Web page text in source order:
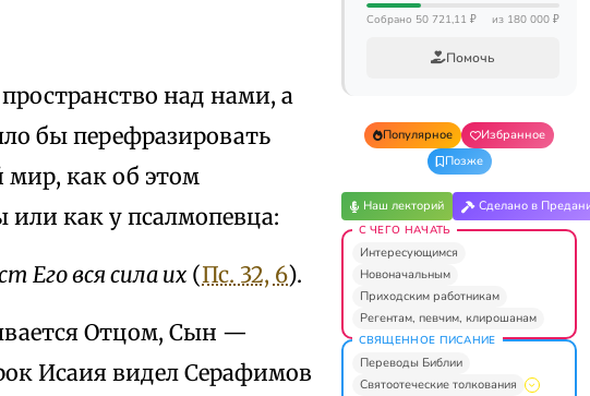
над нами, а
бы перефразировать
как об этом
или как у псалмопевца:
Его вся сила их (Пс. 32, 6).
Отцом, Сын —
Исаия видел Серафимов
Собрано 50 721,11 ₽ из 180 000 ₽
Помочь
Популярное
Избранное
Позже
Наш лекторий Сделано в
С ЧЕГО НАЧАТЬ
Интересующимся
Новоначальным
Приходским работникам
Регентам, певчим, клирошанам
СВЯЩЕННОЕ ПИСАНИЕ
Переводы Библии
Святоотеческие толкования